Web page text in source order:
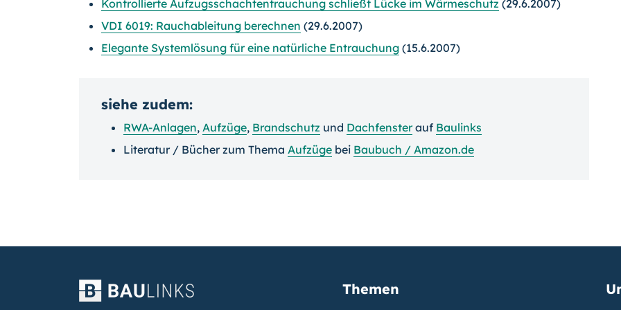
Kontrollierte Aufzugsschachtentrauchung schließt Lücke im Wärmeschutz (29.6.2007)
VDI 6019: Rauchableitung berechnen (29.6.2007)
Elegante Systemlösung für eine natürliche Entrauchung (15.6.2007)
siehe zudem:
RWA-Anlagen, Aufzüge, Brandschutz und Dachfensterauf Baulinks
Literatur / Bücher zum Thema Aufzüge bei Baubuch / Amazon.de
Themen